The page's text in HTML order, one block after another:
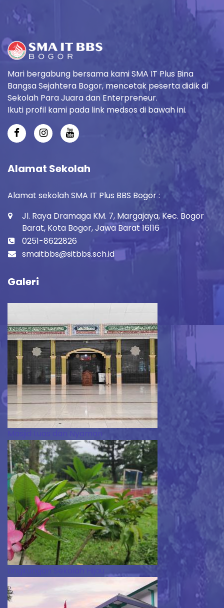
Mari bergabung bersama kami SMA IT Plus Bina
Bangsa Sejahtera Bogor, mencetak peserta didik di
Sekolah Para Juara dan Enterpreneur.
Ikuti profil kami pada link medsos di bawah ini.
Alamat Sekolah
Alamat sekolah SMA IT Plus BBS Bogor :
Jl. Raya Dramaga KM. 7, Margajaya, Kec. Bogor
Barat, Kota Bogor, Jawa Barat 16116
0251-8622826
smaitbbs@sitbbs.sch.id
Galeri
Masjid Luas dan Nyaman
Lingkungan Sekolah Hijau